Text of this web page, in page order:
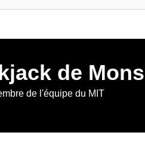
de
de l'équipe du MIT